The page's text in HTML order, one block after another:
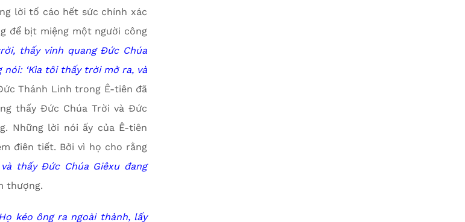
lời tố cáo hết sức chính xác
để bịt miệng một người công
thấy vinh quang Đức Chúa
nói: ‘Kìa tôi thấy trời mở ra, và
Thánh Linh trong Ê-tiên đã
thấy Đức Chúa Trời và Đức
Những lời nói ấy của Ê-tiên
điên tiết. Bởi vì họ cho rằng
thấy Đức Chúa Giêxu đang
thượng.
kéo ông ra ngoài thành, lấy